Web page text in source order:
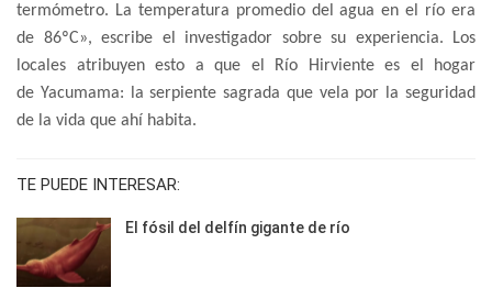
termómetro. La temperatura promedio del agua en el río era
de 86ºC», escribe el investigador sobre su experiencia. Los
locales atribuyen esto a que el Río Hirviente es el hogar
de Yacumama: la serpiente sagrada que vela por la seguridad
de la vida que ahí habita.
TE PUEDE INTERESAR:
El fósil del delfín gigante de río